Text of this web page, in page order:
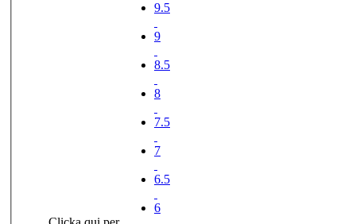
9.5
9
8.5
8
7.5
7
6.5
6